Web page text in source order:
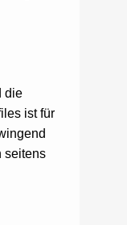
die
ist für
seitens